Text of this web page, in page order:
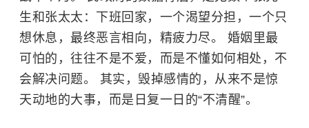
生和张太太：下班回家，一个渴望分担，一个只
想休息，最终恶言相向，精疲力尽。 婚姻里最
可怕的，往往不是不爱，而是不懂如何相处，不
会解决问题。 其实，毁掉感情的，从来不是惊
天动地的大事，而是日复一日的“不清醒”。